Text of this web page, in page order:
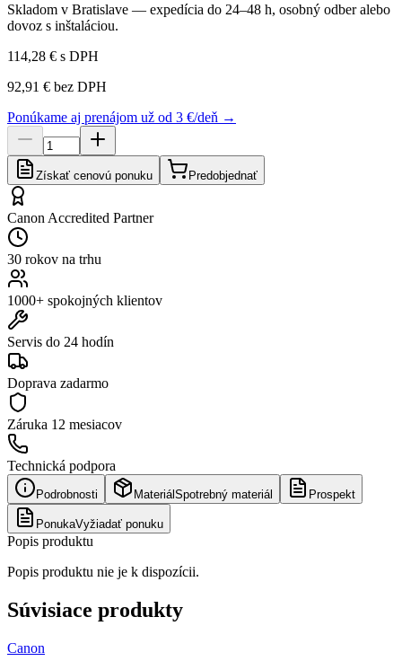
Skladom v Bratislave — expedícia do 24–48 h, osobný odber alebo
dovoz s inštaláciou.
114,28 € s DPH
92,91 € bez DPH
Ponúkame aj prenájom už od 3 €/deň →
Získať cenovú ponuku Predobjednať
Canon Accredited Partner
30 rokov na trhu
1000+ spokojných klientov
Servis do 24 hodín
Doprava zadarmo
Záruka 12 mesiacov
Technická podpora
Podrobnosti Materiál Spotrebný materiál Prospekt
PonukaVyžiadať ponuku
Popis produktu
Popis produktu nie je k dispozícii.
Súvisiace produkty
Canon